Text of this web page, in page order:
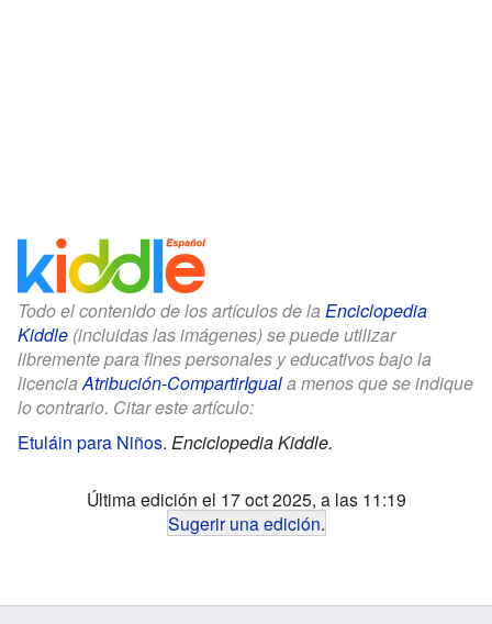
Todo el contenido de los artículos de la Enciclopedia
Kiddle (incluidas las imágenes) se puede utilizar
libremente para fines personales y educativos bajo la
licenciaAtribución-CompartirIguala menos que se indique
lo contrario. Citar este artículo:
Etuláin para Niños. Enciclopedia Kiddle.
Última edición el 17 oct 2025, a las 11:19
Sugerir una edición.